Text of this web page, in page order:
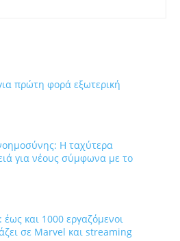
πρώτη φορά εξωτερική
Η ταχύτερα
για νέους σύμφωνα με το
και 1000 εργαζόμενοι
σε Marvel και streaming